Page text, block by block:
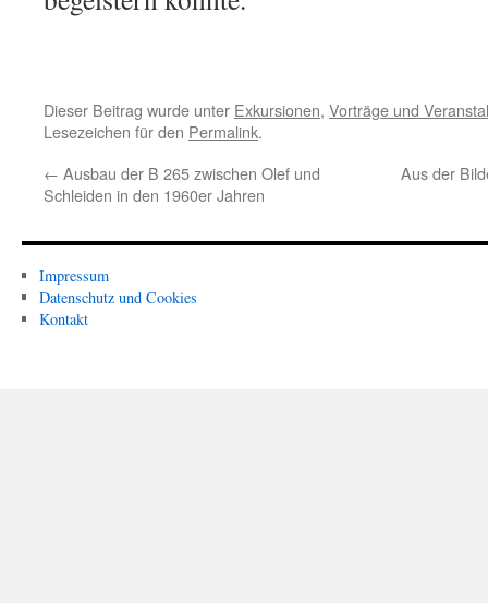
Dieser Beitrag wurde unter Exkursionen, Vorträge und
Lesezeichen für den Permalink.
← Ausbau der B 265 zwischen Olef und
Schleiden in den 1960er Jahren
Aus der
Impressum
Datenschutz und Cookies
Kontakt